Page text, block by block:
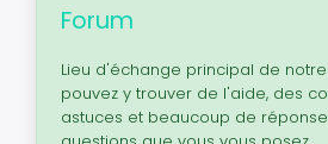
Forum
Lieu d'échange principal de
pouvez y trouver de l'aide, des
astuces et beaucoup de